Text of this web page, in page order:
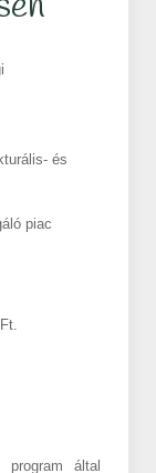
és
piac
által